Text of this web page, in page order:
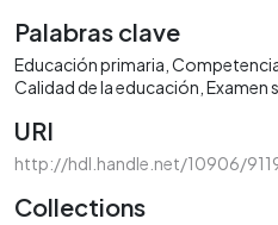
Palabras clave
Educación primaria
Calidad de la educación Examen
URI
http://hdl.handle.net/10906/
Collections